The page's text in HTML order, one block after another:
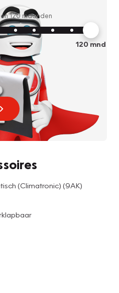
en120 maanden
120mnd
(Climatronic) (9AK)